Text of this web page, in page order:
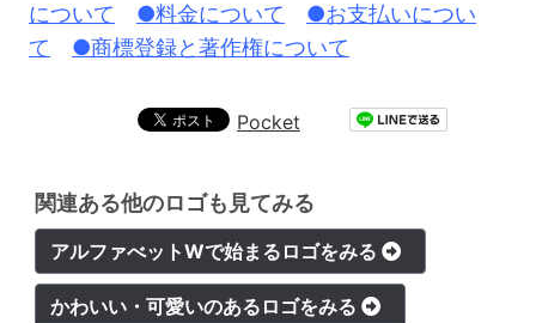
について
●料金について
●お支払いについ
て
●商標登録と著作権について
Pocket
関連ある他のロゴも見てみる
アルファべットWで始まるロゴをみる
かわいい・可愛いのあるロゴをみる